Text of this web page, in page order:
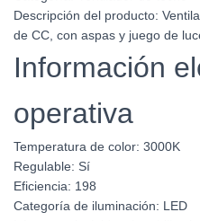
Descripción del producto:
de CC, con aspas y juego de
Información
operativa
Temperatura de color: 3000K
Regulable: Sí
Eficiencia: 198
Categoría de iluminación: LED